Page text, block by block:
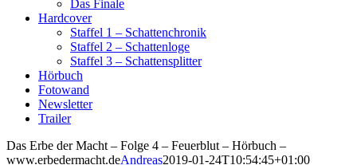
Das Finale
Hardcover
Staffel 1 – Schattenchronik
Staffel 2 – Schattenloge
Staffel 3 – Schattensplitter
Hörbuch
Fotowand
Newsletter
Trailer
Das Erbe der Macht – Folge 4 – Feuerblut – Hörbuch –
www.erbedermacht.deAndreas2019-01-24T10:54:45+01:00